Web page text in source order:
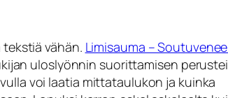
vähän. Limisauma –
uloslyönnin suorittamisen
voi laatia mittataulukon ja kuinka